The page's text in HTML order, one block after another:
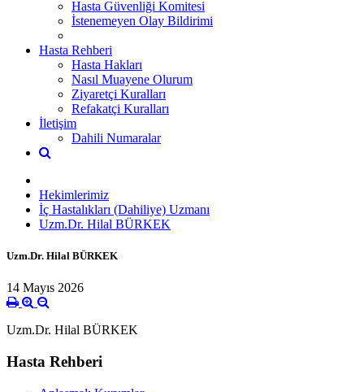
Hasta Güvenliği Komitesi
İstenemeyen Olay Bildirimi
Hasta Rehberi
Hasta Hakları
Nasıl Muayene Olurum
Ziyaretçi Kuralları
Refakatçi Kuralları
İletişim
Dahili Numaralar
Hekimlerimiz
İç Hastalıkları (Dahiliye) Uzmanı
Uzm.Dr. Hilal BÜRKEK
Uzm.Dr. Hilal BÜRKEK
14 Mayıs 2026
Uzm.Dr. Hilal BÜRKEK
Hasta Rehberi